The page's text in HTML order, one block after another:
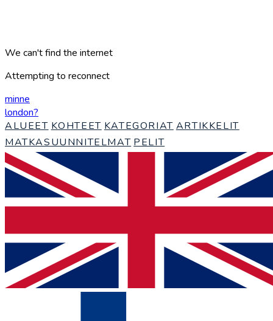
We can't find the internet
Attempting to reconnect
minne
london?
ALUEET KOHTEET KATEGORIAT ARTIKKELIT
MATKASUUNNITELMAT PELIT